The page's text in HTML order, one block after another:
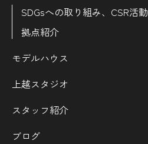
SDGsへの取り組み、CSR活動
拠点紹介
モデルハウス
上越スタジオ
スタッフ紹介
ブログ